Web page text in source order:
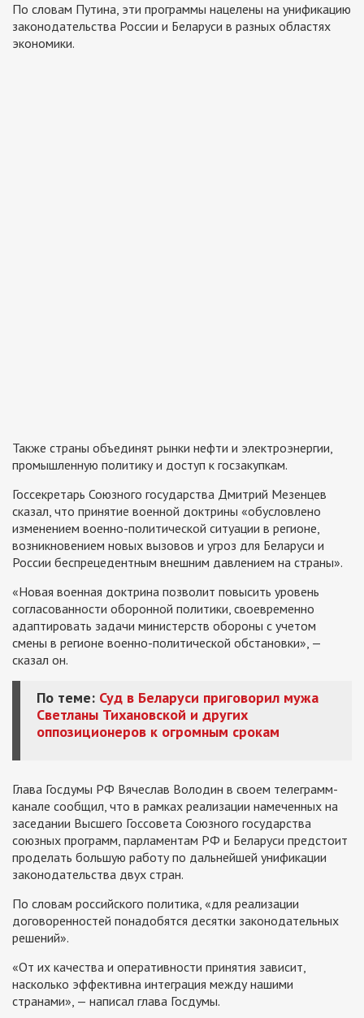
По словам Путина, эти программы нацелены на унификацию
законодательства России и Беларуси в разных областях
экономики.
Также страны объединят рынки нефти и электроэнергии,
промышленную политику и доступ к госзакупкам.
Госсекретарь Союзного государства Дмитрий Мезенцев
сказал, что принятие военной доктрины «обусловлено
изменением военно-политической ситуации в регионе,
возникновением новых вызовов и угроз для Беларуси и
России беспрецедентным внешним давлением на страны».
«Новая военная доктрина позволит повысить уровень
согласованности оборонной политики, своевременно
адаптировать задачи министерств обороны с учетом
смены в регионе военно-политической обстановки», —
сказал он.
По теме: Суд в Беларуси приговорил мужа
Светланы Тихановской и других
оппозиционеров к огромным срокам
Глава Госдумы РФ Вячеслав Володин в своем телеграмм-
канале сообщил, что в рамках реализации намеченных на
заседании Высшего Госсовета Союзного государства
союзных программ, парламентам РФ и Беларуси предстоит
проделать большую работу по дальнейшей унификации
законодательства двух стран.
По словам российского политика, «для реализации
договоренностей понадобятся десятки законодательных
решений».
«От их качества и оперативности принятия зависит,
насколько эффективна интеграция между нашими
странами», — написал глава Госдумы.